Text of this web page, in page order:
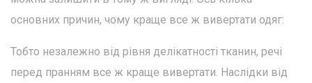
основних причин, чому краще все ж вивертати одяг:
Тобто незалежно від рівня делікатності тканин, речі
перед пранням все ж краще вивертати. Наслідки від